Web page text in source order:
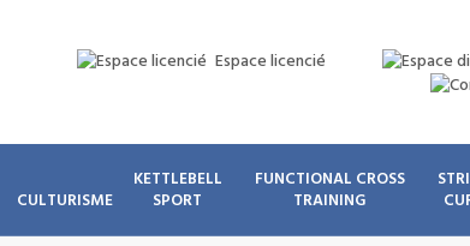
Espace licencié
CULTURISME
KETTLEBELL
SPORT
FUNCTIONAL CROSS
TRAINING